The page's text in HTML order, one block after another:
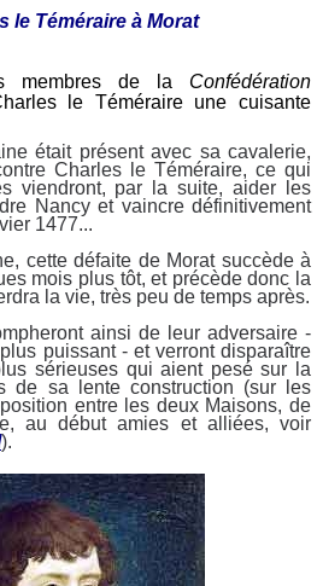
le Téméraire à Morat
membres de la Confédération
le Téméraire une cuisante
était présent avec sa cavalerie,
Charles le Téméraire, ce qui
viendront, par la suite, aider les
Nancy et vaincre définitivement
1477...
cette défaite de Morat succède à
mois plus tôt, et précède donc la
la vie, très peu de temps après.
ainsi de leur adversaire -
puissant - et verront disparaître
sérieuses qui aient pesé sur la
de sa lente construction (sur les
entre les deux Maisons, de
au début amies et alliées, voir
).